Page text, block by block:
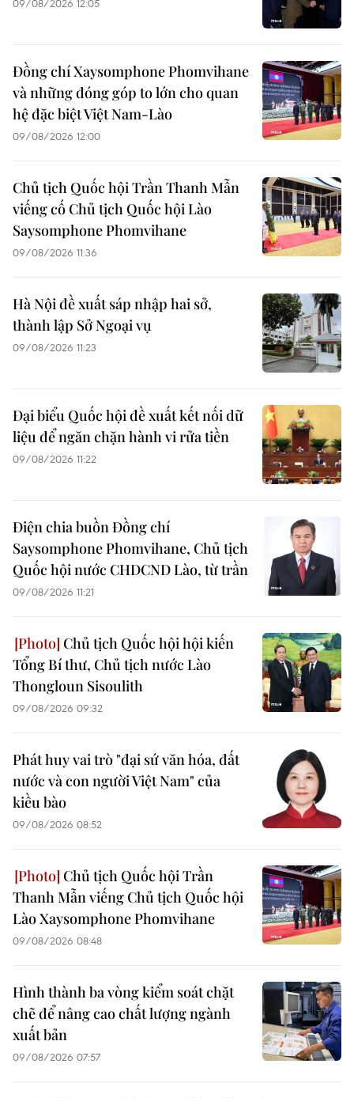
09/08/2026 12:05
Đồng chí Xaysomphone Phomvihane
và những đóng góp to lớn cho quan
hệ đặc biệt Việt Nam-Lào
09/08/2026 12:00
Chủ tịch Quốc hội Trần Thanh Mẫn
viếng cố Chủ tịch Quốc hội Lào
Saysomphone Phomvihane
09/08/2026 11:36
Hà Nội đề xuất sáp nhập hai sở,
thành lập Sở Ngoại vụ
09/08/2026 11:23
Đại biểu Quốc hội đề xuất kết nối dữ
liệu để ngăn chặn hành vi rửa tiền
09/08/2026 11:22
Điện chia buồn Đồng chí
Saysomphone Phomvihane, Chủ tịch
Quốc hội nước CHDCND Lào, từ trần
09/08/2026 11:21
Chủ tịch Quốc hội hội kiến
Tổng Bí thư, Chủ tịch nước Lào
Thongloun Sisoulith
09/08/2026 09:32
Phát huy vai trò "đại sứ văn hóa, đất
nước và con người Việt Nam" của
kiều bào
09/08/2026 08:52
Chủ tịch Quốc hội Trần
Thanh Mẫn viếng Chủ tịch Quốc hội
Lào Xaysomphone Phomvihane
09/08/2026 08:48
Hình thành ba vòng kiểm soát chặt
chẽ để nâng cao chất lượng ngành
xuất bản
09/08/2026 07:57